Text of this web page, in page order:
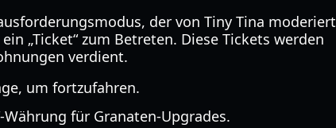
der von Tiny Tina moderiert
„Ticket“ zum Betreten. Diese Tickets werden
verdient.
um fortzufahren.
für Granaten-Upgrades.